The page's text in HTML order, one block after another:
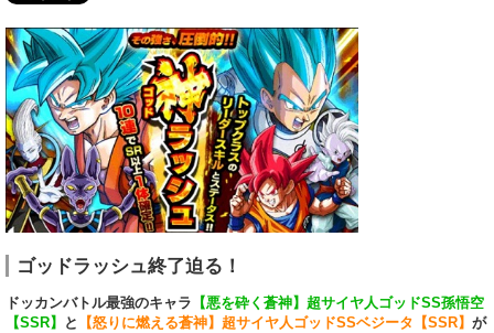
ゴッドラッシュ終了迫る！
ドッカンバトル最強のキャラ 【悪を砕く蒼神】超サイヤ人ゴッドSS孫悟空
【SSR】
と 【怒りに燃える蒼神】超サイヤ人ゴッドSSベジータ【SSR】 が